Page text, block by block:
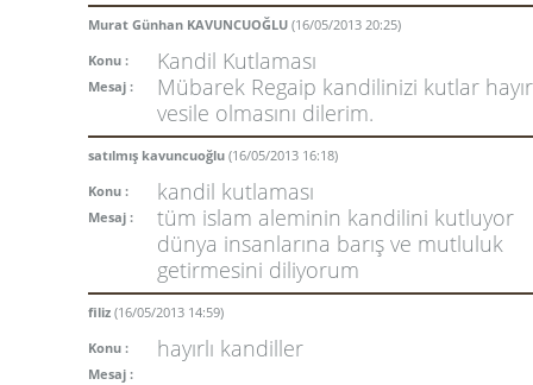
Murat Günhan KAVUNCUOĞLU (16/05/2013 20:25)
Konu :
Kandil Kutlaması
Mesaj :
Mübarek Regaip kandilinizi kutlar
vesile olmasını dilerim.
satılmış kavuncuoğlu (16/05/2013 16:18)
Konu :
kandil kutlaması
Mesaj :
tüm islam aleminin kandilini kutluyor
dünya insanlarına barış ve mutluluk
getirmesini diliyorum
filiz (16/05/2013 14:59)
Konu :
hayırlı kandiller
Mesaj :